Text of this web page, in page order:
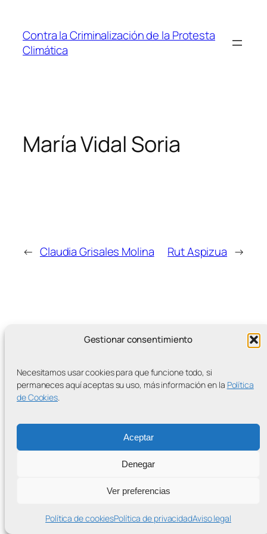
Gestionar consentimiento
Necesitamos usar cookies para que funcione todo, si
permaneces aquí aceptas su uso, más información en la Política
de Cookies.
Aceptar
Denegar
Ver preferencias
Política de cookiesPolítica de privacidadAviso legal
contenido
Contra la Criminalización de la Protesta
Climática
María Vidal Soria
← Claudia Grisales Molina Rut Aspizua →
MÁS ENTRADAS
Contra la Criminalización de la Protesta Climática
Proudly powered byWordPress